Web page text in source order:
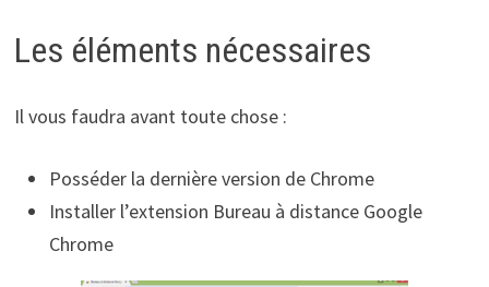
Les éléments nécessaires
Il vous faudra avant toute chose :
Posséder la dernière version de Chrome
Installer l’extension Bureau à distance Google
Chrome